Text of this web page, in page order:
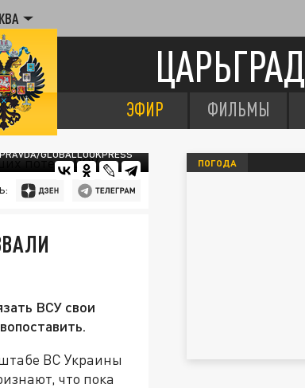
ЦАРЬГРАД
ЭФИР ФИЛЬМЫ
GLOBALLOOKPRESS
ВСУ свои
ВС Украины
что пока
ПОГОДА